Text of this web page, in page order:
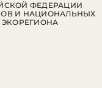
ФЕДЕРАЦИИ
И НАЦИОНАЛЬНЫХ